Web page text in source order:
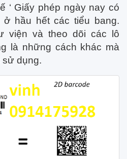
‘ Giấy phép ngày nay có
ở hầu hết các tiểu bang.
viện và theo dõi các lô
là những cách khác mà
sử dụng.